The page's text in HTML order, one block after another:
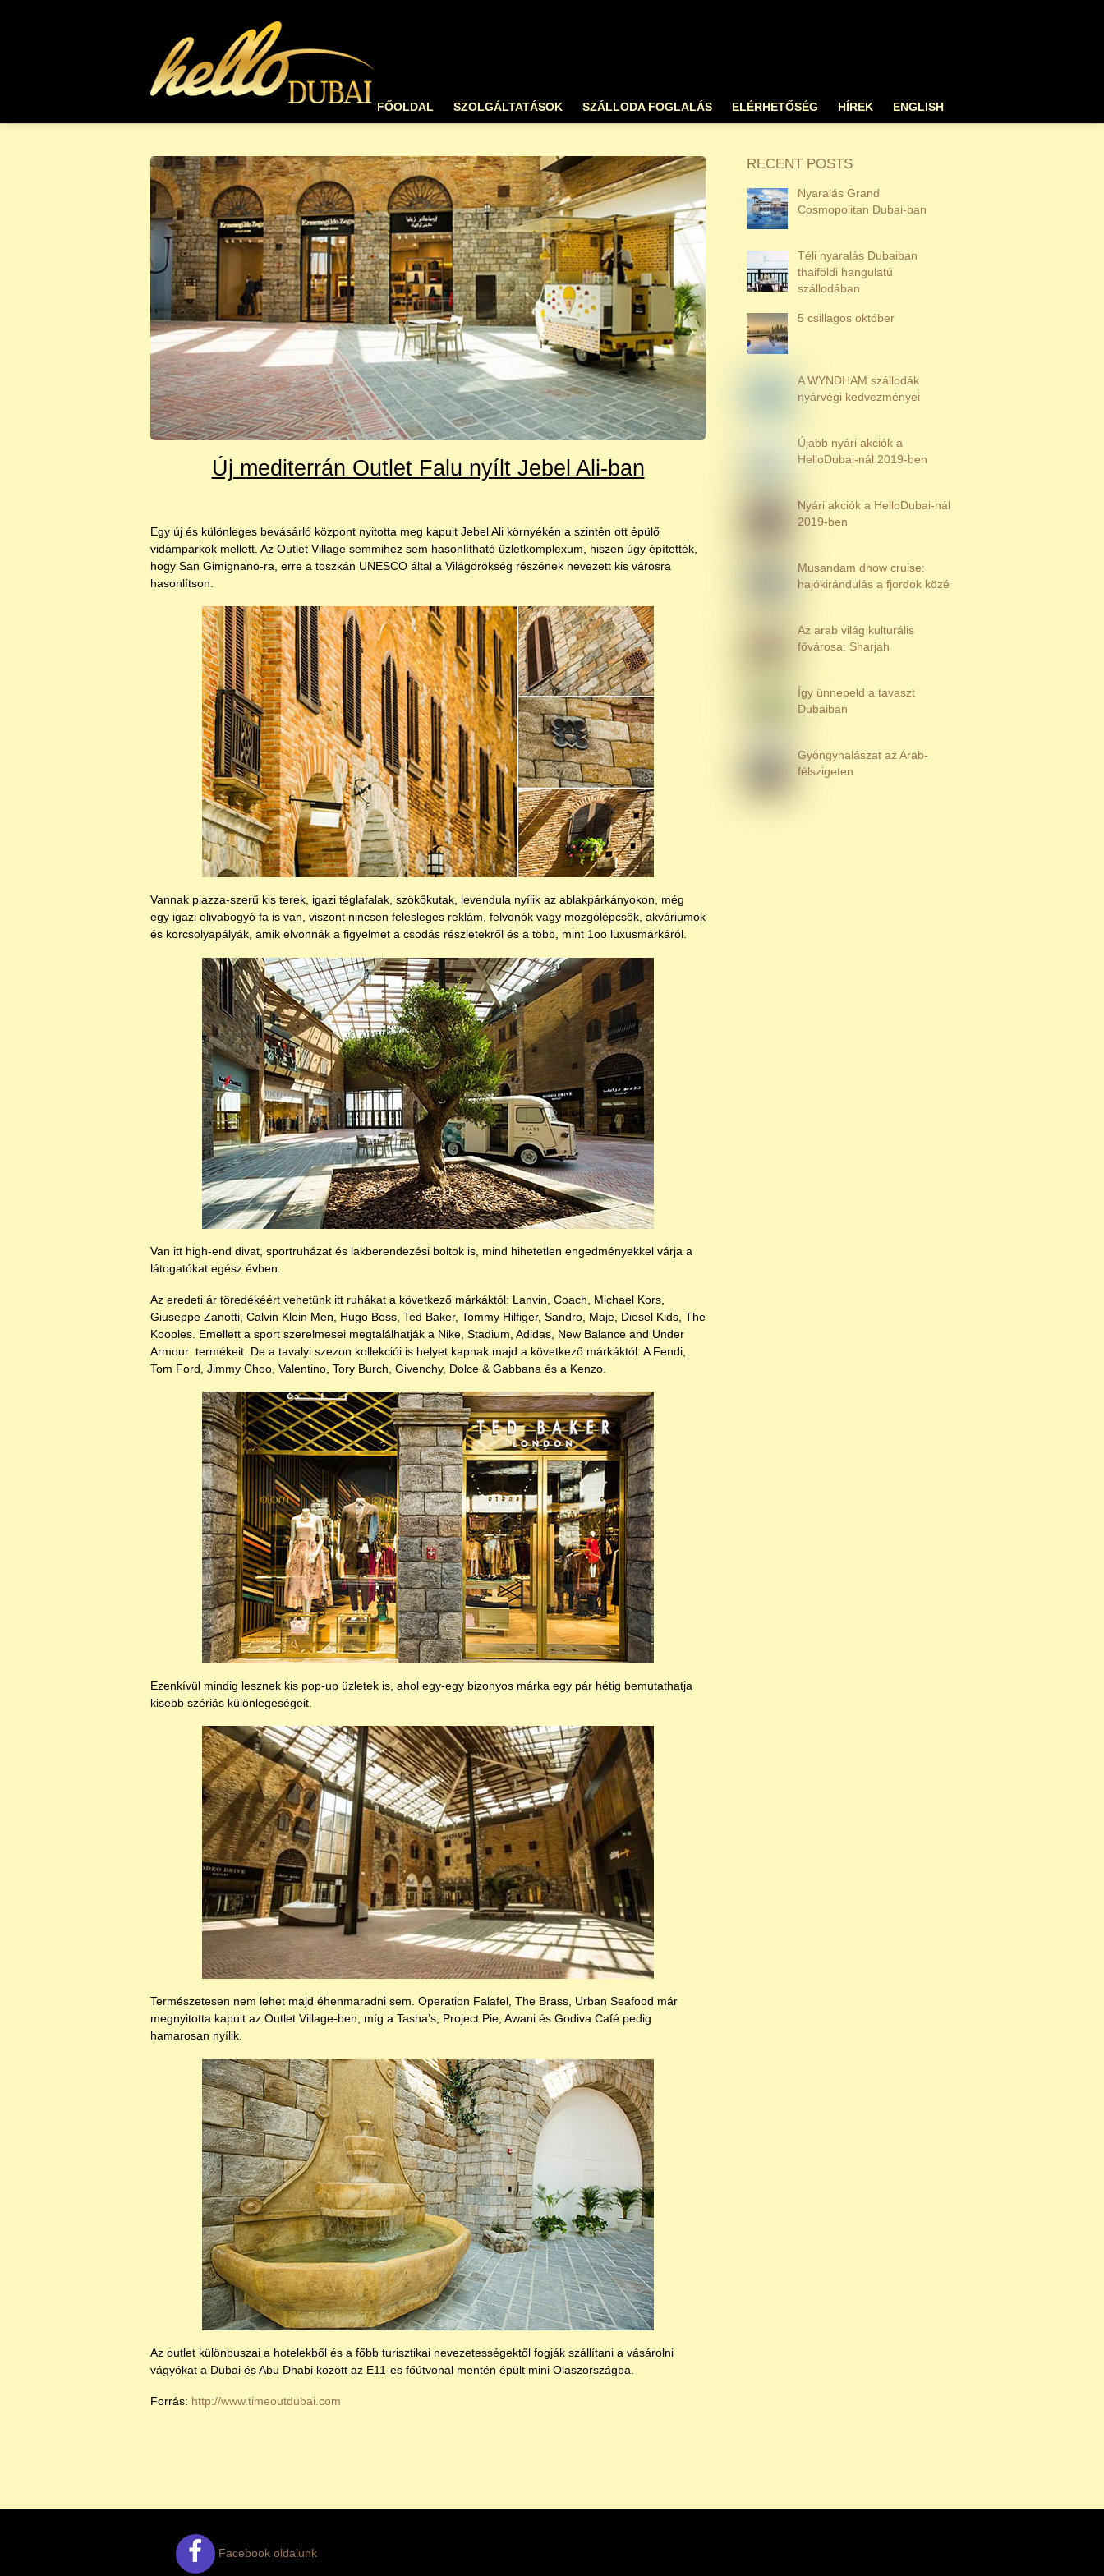
FŐOLDAL SZOLGÁLTATÁSOK SZÁLLODA FOGLALÁS ELÉRHETŐSÉG HÍREK ENGLISH
Új mediterrán Outlet Falu nyílt Jebel Ali-ban
Egy új és különleges bevásárló központ nyitotta meg kapuit Jebel Ali környékén a szintén ott épülő
vidámparkok mellett. Az Outlet Village semmihez sem hasonlítható üzletkomplexum, hiszen úgy építették,
hogy San Gimignano-ra, erre a toszkán UNESCO által a Világörökség részének nevezett kis városra
hasonlítson.
Vannak piazza-szerű kis terek, igazi téglafalak, szökőkutak, levendula nyílik az ablakpárkányokon, még
egy igazi olivabogyó fa is van, viszont nincsen felesleges reklám, felvonók vagy mozgólépcsők, akváriumok
és korcsolyapályák, amik elvonnák a figyelmet a csodás részletekről és a több, mint 1oo luxusmárkáról.
Van itt high-end divat, sportruházat és lakberendezési boltok is, mind hihetetlen engedményekkel várja a
látogatókat egész évben.
Az eredeti ár töredékéért vehetünk itt ruhákat a következő márkáktól: Lanvin, Coach, Michael Kors,
Giuseppe Zanotti, Calvin Klein Men, Hugo Boss, Ted Baker, Tommy Hilfiger, Sandro, Maje, Diesel Kids, The
Kooples. Emellett a sport szerelmesei megtalálhatják a Nike, Stadium, Adidas, New Balance and Under
Armour termékeit. De a tavalyi szezon kollekciói is helyet kapnak majd a következő márkáktól: A Fendi,
Tom Ford, Jimmy Choo, Valentino, Tory Burch, Givenchy, Dolce & Gabbana és a Kenzo.
Ezenkívül mindig lesznek kis pop-up üzletek is, ahol egy-egy bizonyos márka egy pár hétig bemutathatja
kisebb szériás különlegeségeit.
Természetesen nem lehet majd éhenmaradni sem. Operation Falafel, The Brass, Urban Seafood már
megnyitotta kapuit az Outlet Village-ben, míg a Tasha’s, Project Pie, Awani és Godiva Café pedig
hamarosan nyílik.
Az outlet különbuszai a hotelekből és a főbb turisztikai nevezetességektől fogják szállítani a vásárolni
vágyókat a Dubai és Abu Dhabi között az E11-es főútvonal mentén épült mini Olaszországba.
Forrás: http://www.timeoutdubai.com
RECENT POSTS
Nyaralás Grand
Cosmopolitan Dubai-ban
Téli nyaralás Dubaiban
thaiföldi hangulatú
szállodában
5 csillagos október
A WYNDHAM szállodák
nyárvégi kedvezményei
Újabb nyári akciók a
HelloDubai-nál 2019-ben
Nyári akciók a HelloDubai-nál
2019-ben
Musandam dhow cruise:
hajókirándulás a fjordok közé
Az arab világ kulturális
fővárosa: Sharjah
Így ünnepeld a tavaszt
Dubaiban
Gyöngyhalászat az Arab-
félszigeten
Facebook oldalunk